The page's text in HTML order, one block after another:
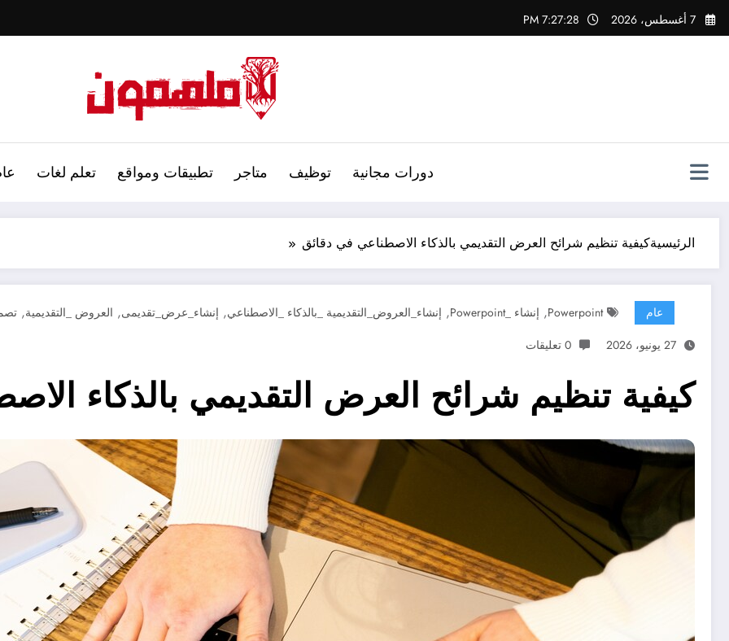
التجاوز
إلى
7 أغسطس، 2026 7:27:29 PM
دورات مجانية توظيف متاجر تطبيقات ومواقع تعلم لغات
الرئيسيةكيفية تنظيم شرائح العرض التقديمي بالذكاء الاصطناعي في دقائق
عام Powerpoint
, إنشاء _Powerpoint , إنشاء_العروض_التقديمية _بالذكاء _الاصطناعي, إنشاء_عرض_تقديمى, العروض _التقديمية,
27 يونيو، 2026
0 تعليقات
كيفية تنظيم شرائح العرض التقديمي بالذكاء